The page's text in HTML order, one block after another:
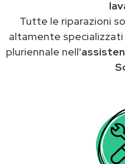
Tutte le riparazioni
altamente specializzati
pluriennale nell'